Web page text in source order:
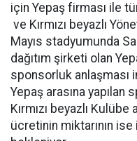
için Yepaş firması ile
ve Kırmızı beyazlı
Mayıs stadyumunda
dağıtım şirketi olan Yepaş
sponsorluk anlaşması
Yepaş arasına yapılan
Kırmızı beyazlı
ücretinin miktarının